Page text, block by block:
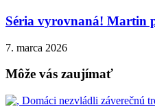
Séria vyrovnaná! Martin
7. marca 2026
Môže vás zaujímať